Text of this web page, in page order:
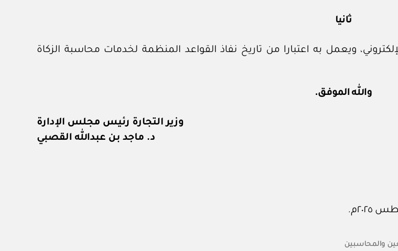
ثانيا
ويعمل به اعتبارا من تاريخ نفاذ القواعد المنظمة لخدمات محاسبة الزكاة
والله الموفق.
وزير التجارة رئيس مجلس الإدارة
د. ماجد بن عبدالله القصبي
والمحاسبين